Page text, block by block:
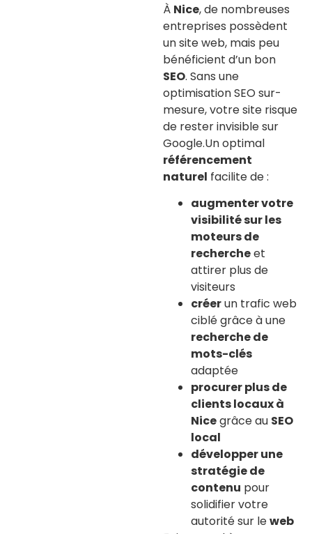
À Nice, de nombreuses
entreprises possèdent
un site web, mais peu
bénéficient d’un bon
SEO. Sans une
optimisation SEO sur-
mesure, votre site risque
de rester invisible sur
Google.Un optimal
référencement
naturel facilite de :
augmenter votre
visibilité sur les
moteurs de
rechercheet
attirer plus de
visiteurs
créerun trafic web
ciblé grâce à une
recherche de
mots-clés
adaptée
procurer plus de
clients locaux à
Nicegrâce au SEO
local
développer une
stratégie de
contenu pour
solidifier votre
autorité sur leweb